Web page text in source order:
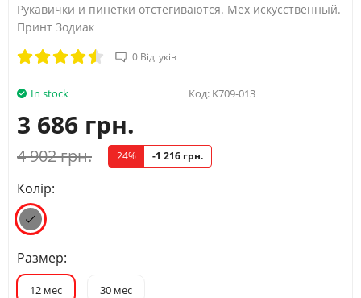
Рукавички и пинетки отстегиваются. Мех искусственный.
Принт Зодиак
0 Відгуків
In stock Код: K709-013
3 686 грн.
4 902 грн. 24% -1 216 грн.
Колір:
Размер:
12 мес 30 мес